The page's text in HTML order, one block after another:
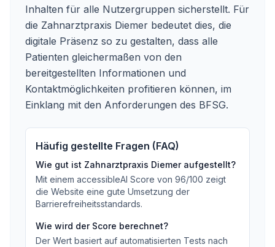
Inhalten für alle Nutzergruppen sicherstellt. Für
die Zahnarztpraxis Diemer bedeutet dies, die
digitale Präsenz so zu gestalten, dass alle
Patienten gleichermaßen von den
bereitgestellten Informationen und
Kontaktmöglichkeiten profitieren können, im
Einklang mit den Anforderungen des BFSG.
Häufig gestellte Fragen (FAQ)
Wie gut ist Zahnarztpraxis Diemeraufgestellt?
Mit einem accessibleAI Score von 96/100 zeigt
die Website eine gute Umsetzung der
Barrierefreiheitsstandards.
Wie wird der Score berechnet?
Der Wert basiert auf automatisierten Tests nach